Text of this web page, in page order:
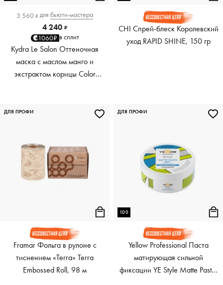
3 560 ₽ для бьюти-мастера
4 240 ₽
1060₽ в сплит
Kydra Le Salon Оттеночная
маска с маслом манго и
экстрактом корицы Color
CHI Спрей-блеск Королевский
уход RAPID SHINE, 150 гр
Framar Фольга в рулоне с
тиснением «Terra» Terra
Embossed Roll, 98 м
ДЛЯ ПРОФИ
100
Yellow Professional Паста
матирующая сильной
фиксации YE Style Matte Paste,
ДЛЯ ПРОФИ